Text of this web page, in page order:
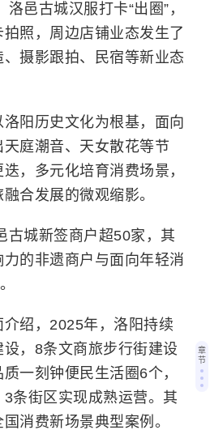
邑古城汉服打卡“出圈”，
照，周边店铺业态发生了
摄影跟拍、民宿等新业态
阳历史文化为根基，面向
庭潮音、天女散花等节
，多元化培育消费场景，
合发展的微观缩影。
古城新签商户超50家，其
的非遗商户与面向年轻消
绍，2025年，洛阳持续
，8条文商旅步行街建设
一刻钟便民生活圈6个，
条街区实现成熟运营。其
消费新场景典型案例。
章
节